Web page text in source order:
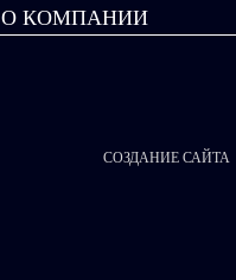
О КОМПАНИИ
СОЗДАНИЕ САЙТА